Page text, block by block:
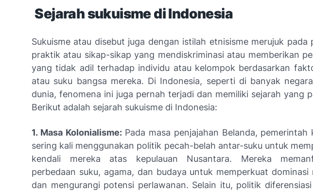
Sejarah sukuisme di Indonesia
Sukuisme atau disebut juga dengan istilah etnisisme merujuk pada
praktik atau sikap-sikap yang mendiskriminasi atau memberikan
yang tidak adil terhadap individu atau kelompok berdasarkan
atau suku bangsa mereka. Di Indonesia, seperti di banyak
dunia, fenomena ini juga pernah terjadi dan memiliki sejarah yang
Berikut adalah sejarah sukuisme di Indonesia:
1. Masa Kolonialisme:Pada masa penjajahan Belanda, pemerintah
sering kali menggunakan politik pecah-belah antar-suku untuk
kendali mereka atas kepulauan Nusantara. Mereka
perbedaan suku, agama, dan budaya untuk memperkuat dominasi
dan mengurangi potensi perlawanan. Selain itu, politik